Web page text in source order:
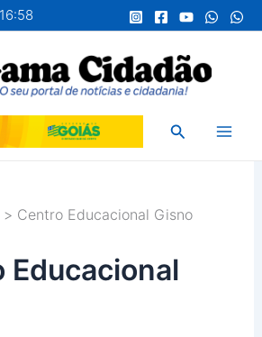
Pesquisar
Centro Educacional Gisno
Educacional